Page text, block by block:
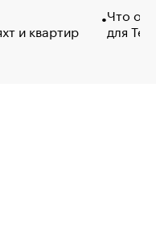
и квартир
Что
для